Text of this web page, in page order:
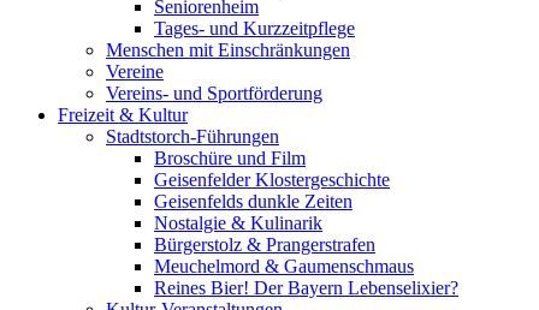
Seniorenheim
Tages- und Kurzzeitpflege
Menschen mit Einschränkungen
Vereine
Vereins- und Sportförderung
Freizeit & Kultur
Stadtstorch-Führungen
Broschüre und Film
Geisenfelder Klostergeschichte
Geisenfelds dunkle Zeiten
Nostalgie & Kulinarik
Bürgerstolz & Prangerstrafen
Meuchelmord & Gaumenschmaus
Reines Bier! Der Bayern Lebenselixier?